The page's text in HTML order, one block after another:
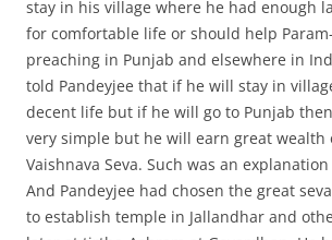
stay in his village where he had enough
for comfortable life or should help
preaching in Punjab and elsewhere in
told Pandeyjee that if he will stay in
decent life but if he will go to Punjab
very simple but he will earn great wealth
Vaishnava Seva. Such was an
And Pandeyjee had chosen the great
to establish temple in Jallandhar and